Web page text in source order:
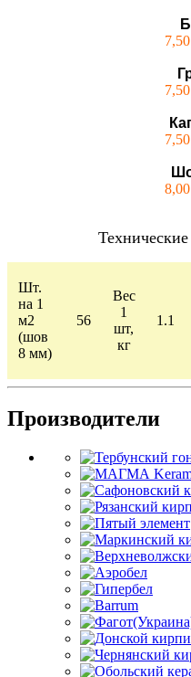
Шт.
на 1
м2
(шов
8 мм)
56
Вес
1
шт,
кг
1.1
Производители